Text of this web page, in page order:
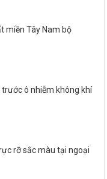
miền Tây Nam bộ
trước ô nhiễm không khí
rỡ sắc màu tại ngoại